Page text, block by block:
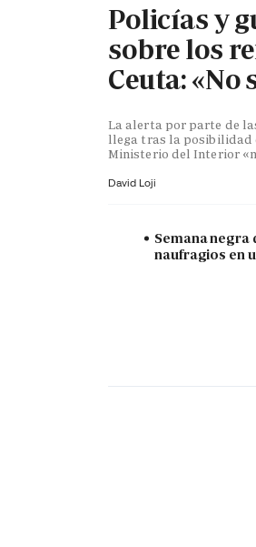
Policías y
sobre los
Ceuta: «No
La alerta por parte de
llega tras la posibilidad
Ministerio del Interior
David Loji
Semana negra
naufragios en